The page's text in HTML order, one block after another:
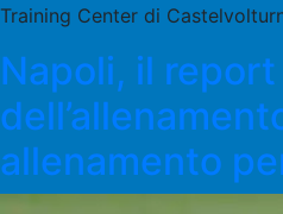
Training Center di
Napoli, il report
allenamento